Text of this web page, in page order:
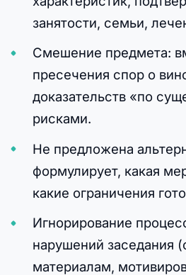
занятости, семьи,
Смешение предмета:
пресечения спор о
доказательств «по
рисками.
Не предложена
формулирует, какая
какие ограничения
Игнорирование
нарушений заседания
материалам,